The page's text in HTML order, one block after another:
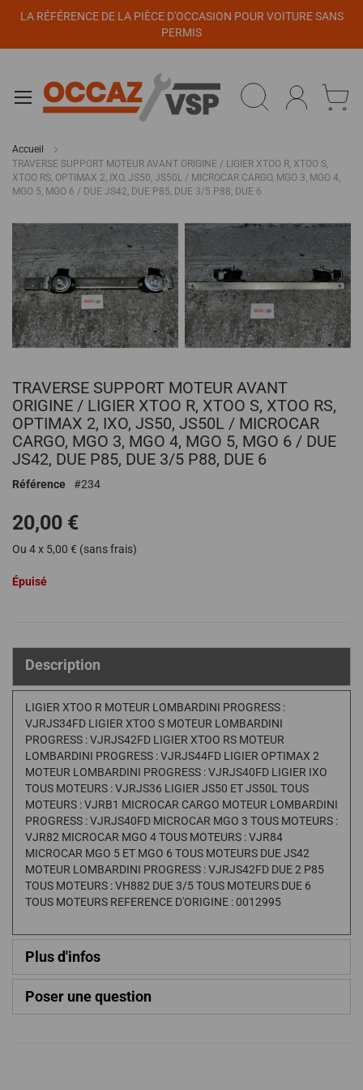
LA RÉFÉRENCE DE LA PIÈCE D'OCCASION POUR VOITURE SANS
PERMIS
Accueil
TRAVERSE SUPPORT MOTEUR AVANT ORIGINE / LIGIER XTOO R, XTOO S,
XTOO RS, OPTIMAX 2, IXO, JS50, JS50L / MICROCAR CARGO, MGO 3, MGO 4,
MGO 5, MGO 6 / DUE JS42, DUE P85, DUE 3/5 P88, DUE 6
Passer
la
fin
de
la
galerie
d’images
au
début
de
la
Galerie
d’images
TRAVERSE SUPPORT MOTEUR AVANT
ORIGINE / LIGIER XTOO R, XTOO S, XTOO RS,
OPTIMAX 2, IXO, JS50, JS50L / MICROCAR
CARGO, MGO 3, MGO 4, MGO 5, MGO 6 / DUE
JS42, DUE P85, DUE 3/5 P88, DUE 6
Référence 234
20,00 €
Ou 4 x 5,00 € (sans frais)
Épuisé
Description
LIGIER XTOO R MOTEUR LOMBARDINI PROGRESS :
VJRJS34FD LIGIER XTOO S MOTEUR LOMBARDINI
PROGRESS : VJRJS42FD LIGIER XTOO RS MOTEUR
LOMBARDINI PROGRESS : VJRJS44FD LIGIER OPTIMAX 2
MOTEUR LOMBARDINI PROGRESS : VJRJS40FD LIGIER IXO
TOUS MOTEURS : VJRJS36 LIGIER JS50 ET JS50L TOUS
MOTEURS : VJRB1 MICROCAR CARGO MOTEUR LOMBARDINI
PROGRESS : VJRJS40FD MICROCAR MGO 3 TOUS MOTEURS :
VJR82 MICROCAR MGO 4 TOUS MOTEURS : VJR84
MICROCAR MGO 5 ET MGO 6 TOUS MOTEURS DUE JS42
MOTEUR LOMBARDINI PROGRESS : VJRJS42FD DUE 2 P85
TOUS MOTEURS : VH882 DUE 3/5 TOUS MOTEURS DUE 6
TOUS MOTEURS REFERENCE D'ORIGINE : 0012995
Plus d'infos
Poser une question
Panneau de gestion des cookies